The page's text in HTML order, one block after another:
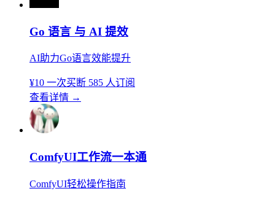
Go 语言 与 AI 提效
AI助力Go语言效能提升
¥10 一次买断 585 人订阅
查看详情 →
ComfyUI工作流一本通
ComfyUI轻松操作指南